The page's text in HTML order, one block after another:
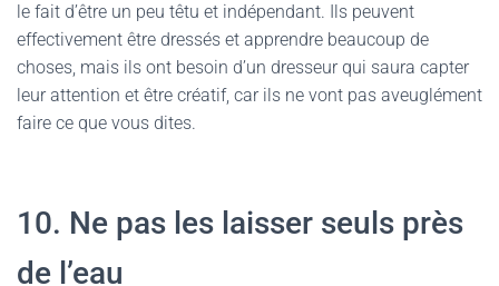
le fait d’être un peu têtu et indépendant. Ils peuvent
effectivement être dressés et apprendre beaucoup de
choses, mais ils ont besoin d’un dresseur qui saura capter
leur attention et être créatif, car ils ne vont pas aveuglément
faire ce que vous dites.
10. Ne pas les laisser seuls près
de l’eau